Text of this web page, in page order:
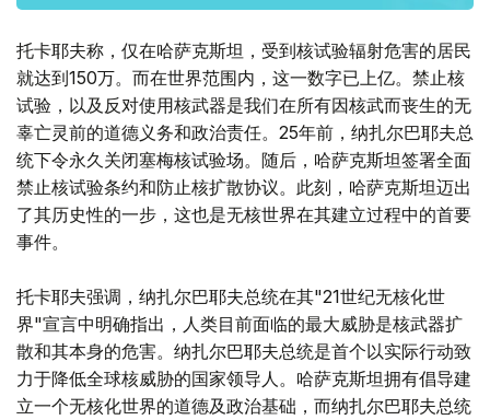
托卡耶夫称，仅在哈萨克斯坦，受到核试验辐射危害的居民
就达到150万。而在世界范围内，这一数字已上亿。禁止核
试验，以及反对使用核武器是我们在所有因核武而丧生的无
辜亡灵前的道德义务和政治责任。25年前，纳扎尔巴耶夫总
统下令永久关闭塞梅核试验场。随后，哈萨克斯坦签署全面
禁止核试验条约和防止核扩散协议。此刻，哈萨克斯坦迈出
了其历史性的一步，这也是无核世界在其建立过程中的首要
事件。
托卡耶夫强调，纳扎尔巴耶夫总统在其"21世纪无核化世
界"宣言中明确指出，人类目前面临的最大威胁是核武器扩
散和其本身的危害。纳扎尔巴耶夫总统是首个以实际行动致
力于降低全球核威胁的国家领导人。哈萨克斯坦拥有倡导建
立一个无核化世界的道德及政治基础，而纳扎尔巴耶夫总统